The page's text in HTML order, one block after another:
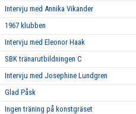
Intervju med Annika Vikander
1967 klubben
Intervju med Eleonor Haak
SBK tränarutbildningen C
Intervju med Josephine Lundgren
Glad Påsk
Ingen träning på konstgräset